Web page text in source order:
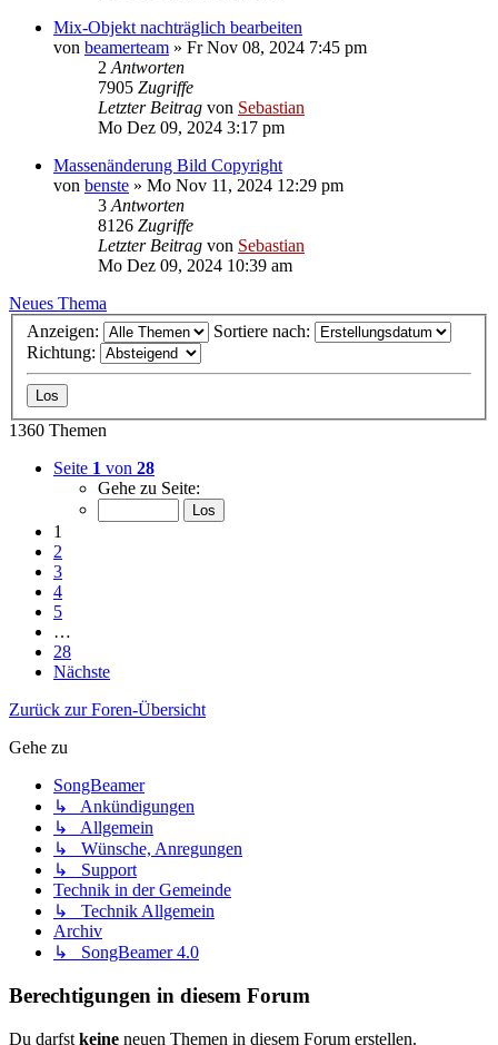
Mix-Objekt nachträglich bearbeiten
von beamerteam » Fr Nov 08, 2024 7:45 pm
2 Antworten
7905 Zugriffe
Letzter Beitrag von Sebastian
Mo Dez 09, 2024 3:17 pm
Massenänderung Bild Copyright
von benste » Mo Nov 11, 2024 12:29 pm
3 Antworten
8126 Zugriffe
Letzter Beitrag von Sebastian
Mo Dez 09, 2024 10:39 am
Neues Thema
Anzeigen:
Sortiere nach:
Richtung:
1360 Themen
Seite 1 von 28
Gehe zu Seite:
1
2
3
4
5
…
28
Nächste
Zurück zur Foren-Übersicht
Gehe zu
SongBeamer
↳ Ankündigungen
↳ Allgemein
↳ Wünsche, Anregungen
↳ Support
Technik in der Gemeinde
↳ Technik Allgemein
Archiv
↳ SongBeamer 4.0
Berechtigungen in diesem Forum
Du darfst keine neuen Themen in diesem Forum erstellen.